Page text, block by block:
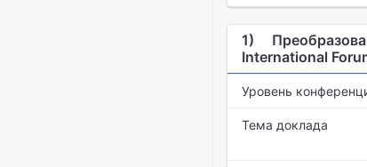
1)
International
Уровень
Тема доклада